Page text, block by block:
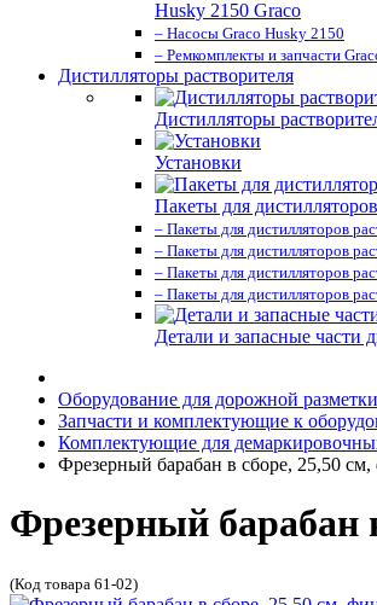
Husky 2150 Graco
– Насосы Graco Husky 2150
– Ремкомплекты и запчасти
Дистилляторы растворителя
Дистилляторы
Установки
Пакеты для
– Пакеты для дистилляторов
– Пакеты для дистилляторов
– Пакеты для дистилляторов
– Пакеты для дистилляторов
Детали и запасные части
Оборудование для дорожной разметки
Запчасти и комплектующие к
Комплектующие для
Фрезерный барабан в сборе, 25,50
Фрезерный барабан
(Код товара 61-02)